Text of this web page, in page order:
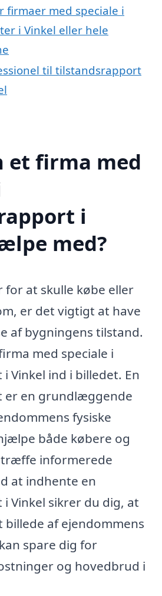
firmaer med speciale i
i Vinkel eller hele
til tilstandsrapport
et firma med
i
med?
for at skulle købe eller
er det vigtigt at have
af bygningens tilstand.
med speciale i
Vinkel ind i billedet. En
er en grundlæggende
fysiske
både købere og
informerede
at indhente en
Vinkel sikrer du dig, at
af ejendommens
spare dig for
og hovedbrud i